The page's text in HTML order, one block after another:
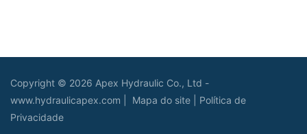
Copyright © 2026 Apex Hydraulic Co., Ltd -
www.hydraulicapex.com | Mapa do site
Política de
Privacidade